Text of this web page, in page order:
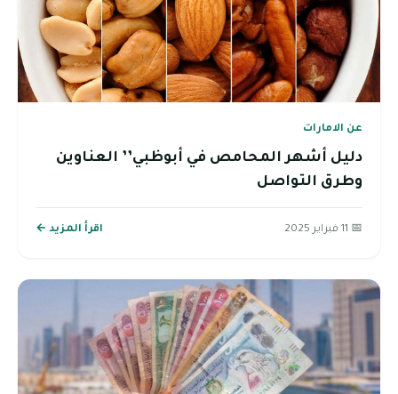
عن الامارات
دليل أشهر المحامص في أبوظبي’’ العناوين
وطرق التواصل
📅 11 فبراير 2025 اقرأ المزيد ←